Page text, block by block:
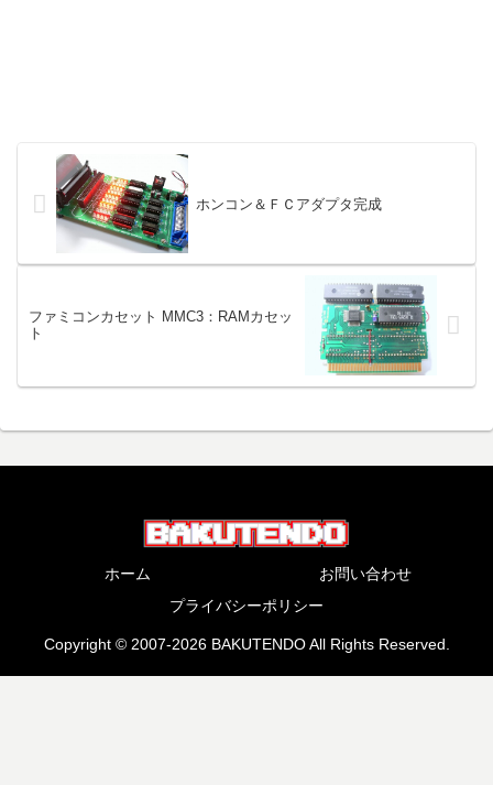
ホンコン＆ＦＣアダプタ完成
ファミコンカセット MMC3：RAMカセッ
ト
ホーム
お問い合わせ
プライバシーポリシー
Copyright © 2007-2026 BAKUTENDO All Rights Reserved.